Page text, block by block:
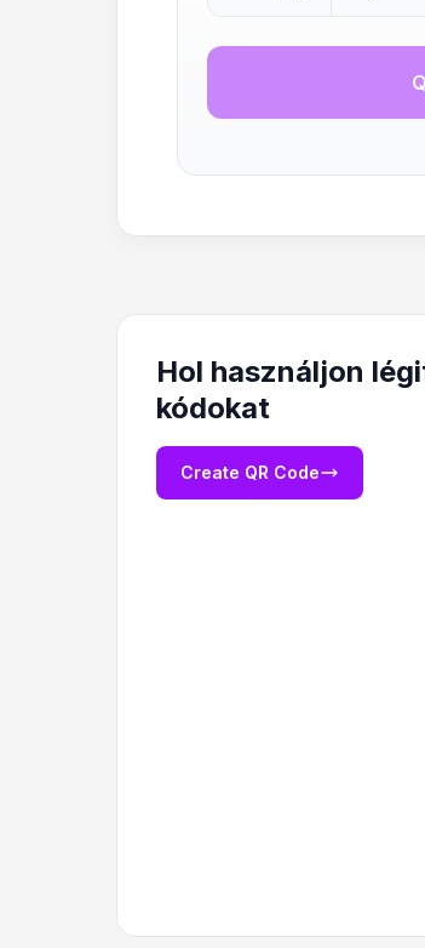
Hol használjon
kódokat
Create QR Code